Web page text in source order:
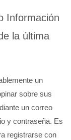
Información
la última
un
sobre sus
un correo
y contraseña. Es
registrarse con